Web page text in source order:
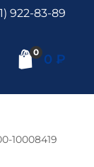
922-83-89
0 0 ₽
10008419